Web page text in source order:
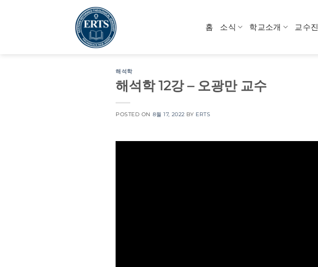
홈 소식 학교소개 교수진
해석학
해석학 12강 – 오광만 교수
POSTED ON 8월 17, 2022 BY ERTS